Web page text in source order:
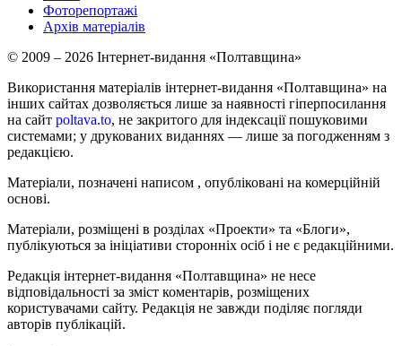
Фоторепортажі
Архів матеріалів
© 2009 – 2026 Інтернет-видання «Полтавщина»
Використання матеріалів інтернет-видання «Полтавщина» на
інших сайтах дозволяється лише за наявності гіперпосилання
на сайт poltava.to, не закритого для індексації пошуковими
системами; у друкованих виданнях — лише за погодженням з
редакцією.
Матеріали, позначені написом , опубліковані на комерційній
основі.
Матеріали, розміщені в розділах «Проекти» та «Блоги»,
публікуються за ініціативи сторонніх осіб і не є редакційними.
Редакція інтернет-видання «Полтавщина» не несе
відповідальності за зміст коментарів, розміщених
користувачами сайту. Редакція не завжди поділяє погляди
авторів публікацій.